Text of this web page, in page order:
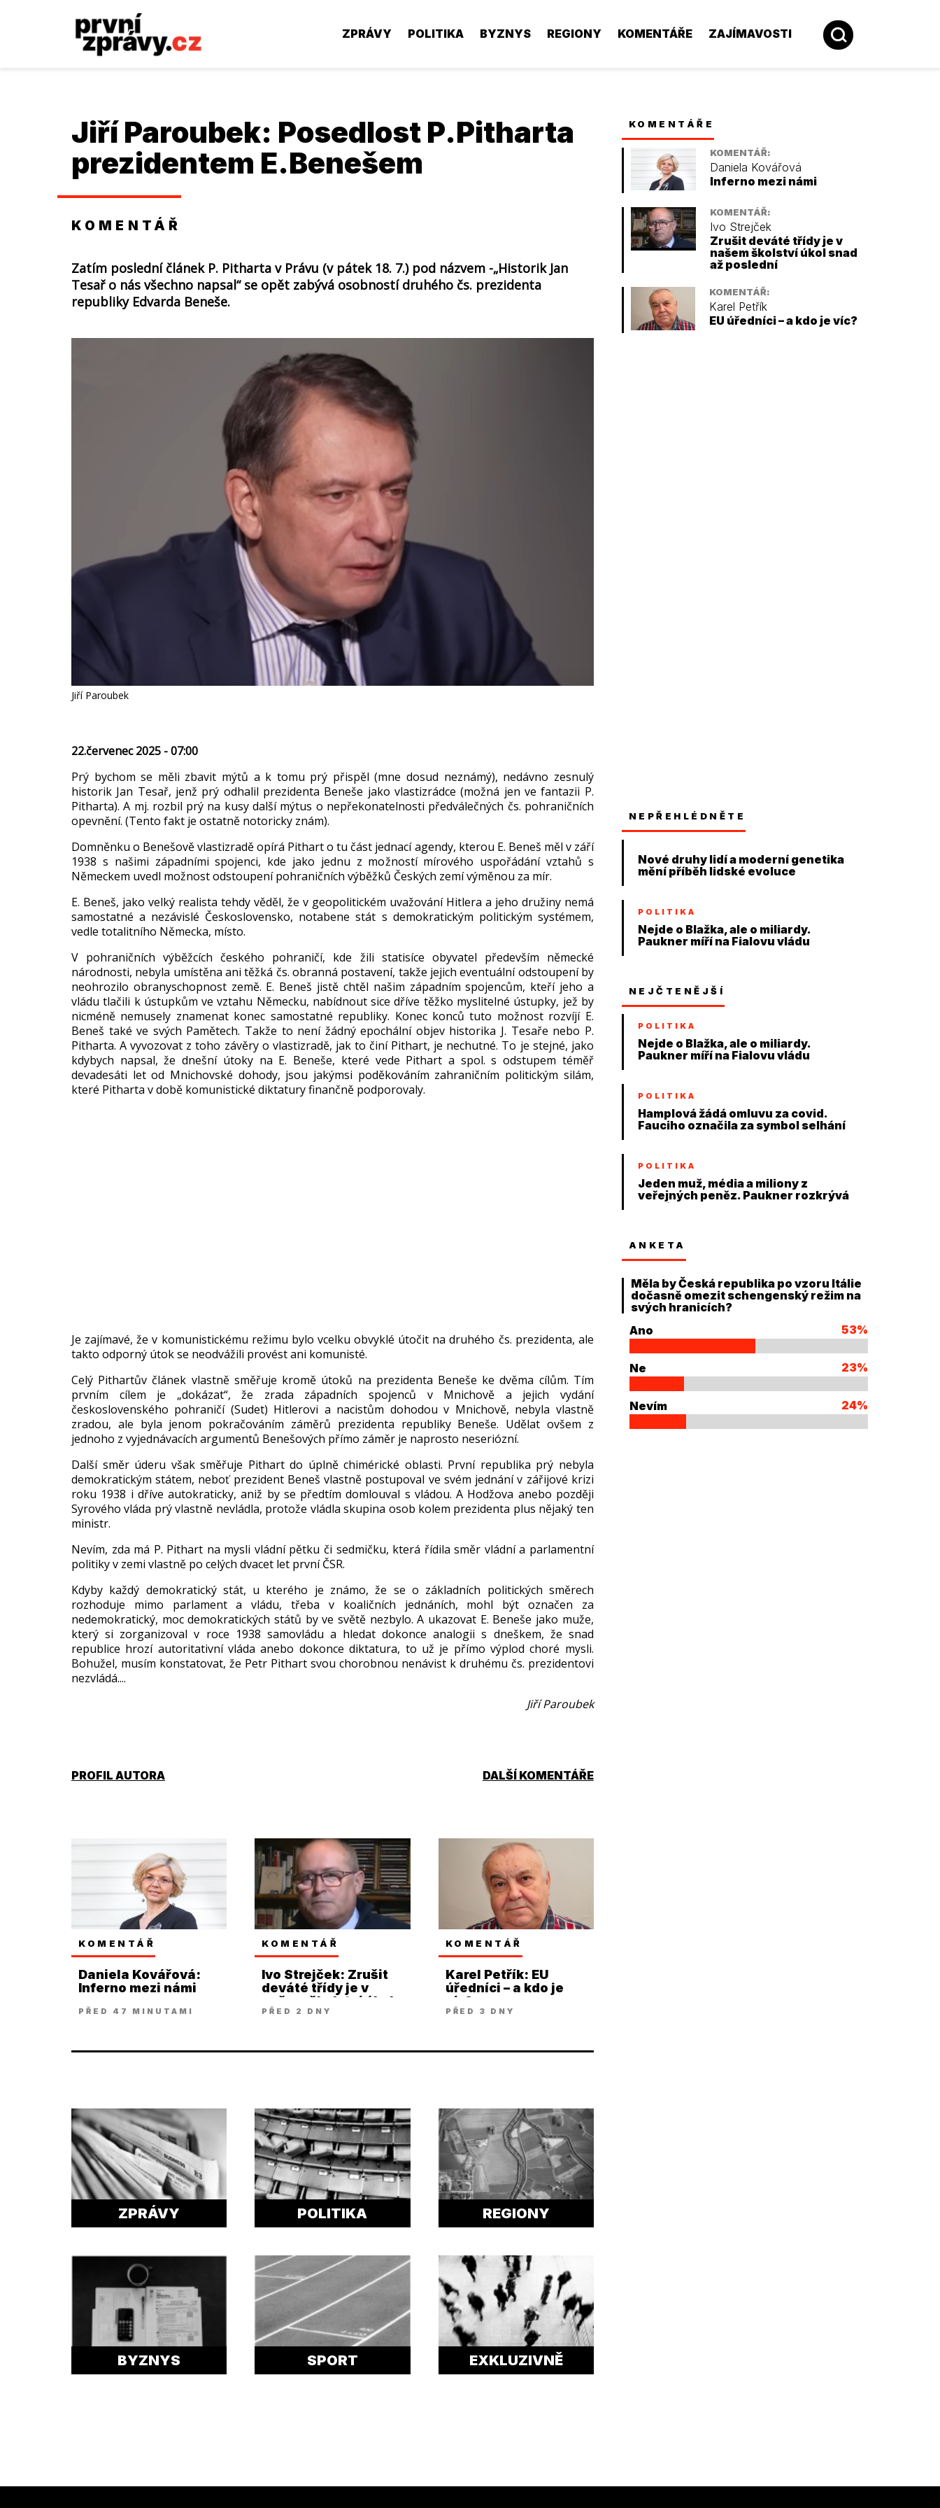
ZPRÁVY POLITIKA BYZNYS REGIONY KOMENTÁŘE ZAJÍMAVOSTI
Jiří Paroubek: Posedlost P.Pitharta
prezidentem E.Benešem
KOMENTÁŘ
Zatím poslední článek P. Pitharta v Právu (v pátek 18. 7.) pod názvem -„Historik Jan
Tesař o nás všechno napsal“ se opět zabývá osobností druhého čs. prezidenta
republiky Edvarda Beneše.
Jiří Paroubek
22.červenec 2025 - 07:00
Prý bychom se měli zbavit mýtů a k tomu prý přispěl (mne dosud neznámý), nedávno zesnulý
historik Jan Tesař, jenž prý odhalil prezidenta Beneše jako vlastizrádce (možná jen ve fantazii P.
Pitharta). A mj. rozbil prý na kusy další mýtus o nepřekonatelnosti předválečných čs. pohraničních
opevnění. (Tento fakt je ostatně notoricky znám).
Domněnku o Benešově vlastizradě opírá Pithart o tu část jednací agendy, kterou E. Beneš měl v září
1938 s našimi západními spojenci, kde jako jednu z možností mírového uspořádání vztahů s
Německem uvedl možnost odstoupení pohraničních výběžků Českých zemí výměnou za mír.
E. Beneš, jako velký realista tehdy věděl, že v geopolitickém uvažování Hitlera a jeho družiny nemá
samostatné a nezávislé Československo, notabene stát s demokratickým politickým systémem,
vedle totalitního Německa, místo.
V pohraničních výběžcích českého pohraničí, kde žili statisíce obyvatel především německé
národnosti, nebyla umístěna ani těžká čs. obranná postavení, takže jejich eventuální odstoupení by
neohrozilo obranyschopnost země. E. Beneš jistě chtěl našim západním spojencům, kteří jeho a
vládu tlačili k ústupkům ve vztahu Německu, nabídnout sice dříve těžko myslitelné ústupky, jež by
nicméně nemusely znamenat konec samostatné republiky. Konec konců tuto možnost rozvíjí E.
Beneš také ve svých Pamětech. Takže to není žádný epochální objev historika J. Tesaře nebo P.
Pitharta. A vyvozovat z toho závěry o vlastizradě, jak to činí Pithart, je nechutné. To je stejné, jako
kdybych napsal,že dnešní útoky na E. Beneše, které vede Pithart a spol. s odstupem téměř
devadesáti let od Mnichovské dohody, jsou jakýmsi poděkováním zahraničním politickým silám,
které Pitharta v době komunistické diktatury finančně podporovaly.
Je zajímavé,že v komunistickému režimu bylo vcelku obvyklé útočit na druhého čs. prezidenta, ale
takto odporný útok se neodvážili provést ani komunisté.
Celý Pithartův článek vlastně směřuje kromě útoků na prezidenta Beneše ke dvěma cílům. Tím
prvním cílem je „dokázat“,že zrada západních spojenců v Mnichově a jejich vydání
československého pohraničí (Sudet) Hitlerovi a nacistům dohodou v Mnichově, nebyla vlastně
zradou, ale byla jenom pokračováním záměrů prezidenta republiky Beneše. Udělat ovšem z
jednoho z vyjednávacích argumentů Benešových přímo záměr je naprosto neseriózní.
Další směr úderu však směřuje Pithart do úplně chimérické oblasti. První republika prý nebyla
demokratickým státem, neboť prezident Beneš vlastně postupoval ve svém jednání v zářijové krizi
roku 1938 i dříve autokraticky, aniž by se předtím domlouval s vládou. A Hodžova anebo později
Syrového vláda prý vlastně nevládla, protože vládla skupina osob kolem prezidenta plus nějaký ten
ministr.
Nevím, zda má P. Pithart na mysli vládní pětku či sedmičku, která řídila směr vládní a parlamentní
politiky v zemi vlastně po celých dvacet let prvníČSR.
Kdyby každý demokratický stát, u kterého je známo,že se o základních politických směrech
rozhoduje mimo parlament a vládu, třeba v koaličních jednáních, mohl být označen za
nedemokratický, moc demokratických států by ve světě nezbylo. A ukazovat E. Beneše jako muže,
který si zorganizoval v roce 1938 samovládu a hledat dokonce analogii s dneškem, že snad
republice hrozí autoritativní vláda anebo dokonce diktatura, to už je přímo výplod choré mysli.
Bohužel, musím konstatovat, že Petr Pithart svou chorobnou nenávist k druhému čs. prezidentovi
nezvládá....
Jiří Paroubek
PROFIL AUTORA DALŠÍ KOMENTÁŘE
KOMENTÁŘ
Daniela Kovářová:
Inferno mezi námi
PŘED 47 MINUTAMI
KOMENTÁŘ
Ivo Strejček: Zrušit
deváté třídy je v
našem školství úkol
snad až poslední
PŘED 2 DNY
KOMENTÁŘ
Karel Petřík: EU
úředníci – a kdo je
víc?
PŘED 3 DNY
ZPRÁVY POLITIKA REGIONY
BYZNYS SPORT EXKLUZIVNĚ
KOMENTÁŘE
KOMENTÁŘ:
Daniela Kovářová
Inferno mezi námi
KOMENTÁŘ:
Ivo Strejček
Zrušit deváté třídy je v
našem školství úkol snad
až poslední
KOMENTÁŘ:
Karel Petřík
EU úředníci – a kdo je víc?
NEPŘEHLÉDNĚTE
Nové druhy lidí a moderní genetika
mění příběh lidské evoluce
POLITIKA
Nejde o Blažka, ale o miliardy.
Paukner míří na Fialovu vládu
NEJČTENĚJŠÍ
POLITIKA
Nejde o Blažka, ale o miliardy.
Paukner míří na Fialovu vládu
POLITIKA
Hamplová žádá omluvu za covid.
Fauciho označila za symbol selhání
POLITIKA
Jeden muž, média a miliony z
veřejných peněz. Paukner rozkrývá
systém
ANKETA
Měla by Česká republika po vzoru Itálie
dočasně omezit schengenský režim na
svých hranicích?
Ano
53%
Ne 23%
Nevím 24%